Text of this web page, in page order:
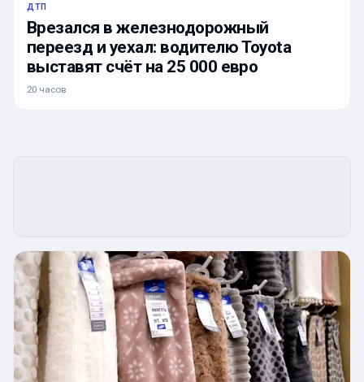
ДТП
Врезался в железнодорожный
переезд и уехал: водителю Toyota
выставят счёт на 25 000 евро
20 часов